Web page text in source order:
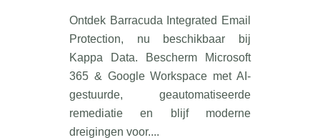
Ontdek Barracuda Integrated Email
Protection, nu beschikbaar bij
Kappa Data. Bescherm Microsoft
365 & Google Workspace met AI-
gestuurde, geautomatiseerde
remediatie en blijf moderne
dreigingen voor....